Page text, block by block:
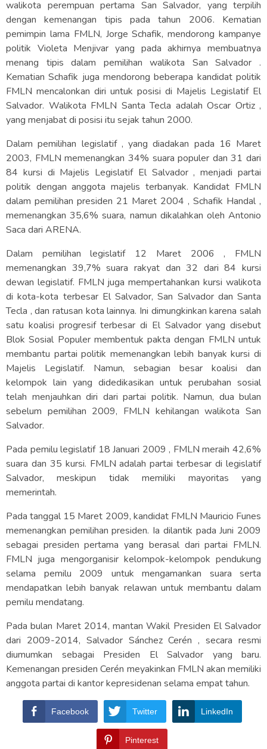
walikota perempuan pertama San Salvador, yang terpilih
dengan kemenangan tipis pada tahun 2006. Kematian
pemimpin lama FMLN, Jorge Schafik, mendorong kampanye
politik Violeta Menjivar yang pada akhirnya membuatnya
menang tipis dalam pemilihan walikota San Salvador .
Kematian Schafik juga mendorong beberapa kandidat politik
FMLN mencalonkan diri untuk posisi di Majelis Legislatif El
Salvador. Walikota FMLN Santa Tecla adalah Oscar Ortiz ,
yang menjabat di posisi itu sejak tahun 2000.
Dalam pemilihan legislatif , yang diadakan pada 16 Maret
2003, FMLN memenangkan 34% suara populer dan 31 dari
84 kursi di Majelis Legislatif El Salvador , menjadi partai
politik dengan anggota majelis terbanyak. Kandidat FMLN
dalam pemilihan presiden 21 Maret 2004 , Schafik Handal ,
memenangkan 35,6% suara, namun dikalahkan oleh Antonio
Saca dari ARENA.
Dalam pemilihan legislatif 12 Maret 2006 , FMLN
memenangkan 39,7% suara rakyat dan 32 dari 84 kursi
dewan legislatif. FMLN juga mempertahankan kursi walikota
di kota-kota terbesar El Salvador, San Salvador dan Santa
Tecla , dan ratusan kota lainnya. Ini dimungkinkan karena salah
satu koalisi progresif terbesar di El Salvador yang disebut
Blok Sosial Populer membentuk pakta dengan FMLN untuk
membantu partai politik memenangkan lebih banyak kursi di
Majelis Legislatif. Namun, sebagian besar koalisi dan
kelompok lain yang didedikasikan untuk perubahan sosial
telah menjauhkan diri dari partai politik. Namun, dua bulan
sebelum pemilihan 2009, FMLN kehilangan walikota San
Salvador.
Pada pemilu legislatif 18 Januari 2009 , FMLN meraih 42,6%
suara dan 35 kursi. FMLN adalah partai terbesar di legislatif
Salvador, meskipun tidak memiliki mayoritas yang
memerintah.
Pada tanggal 15 Maret 2009, kandidat FMLN Mauricio Funes
memenangkan pemilihan presiden. Ia dilantik pada Juni 2009
sebagai presiden pertama yang berasal dari partai FMLN.
FMLN juga mengorganisir kelompok-kelompok pendukung
selama pemilu 2009 untuk mengamankan suara serta
mendapatkan lebih banyak relawan untuk membantu dalam
pemilu mendatang.
Pada bulan Maret 2014, mantan Wakil Presiden El Salvador
dari 2009-2014, Salvador Sánchez Cerén , secara resmi
diumumkan sebagai Presiden El Salvador yang baru.
Kemenangan presiden Cerén meyakinkan FMLN akan memiliki
anggota partai di kantor kepresidenan selama empat tahun.
Facebook Twitter LinkedIn
Pinterest